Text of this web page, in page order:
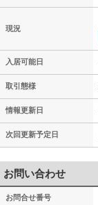
現況
入居可能日
取引態様
情報更新日
次回更新予定日
お問い合わせ
お問合せ番号